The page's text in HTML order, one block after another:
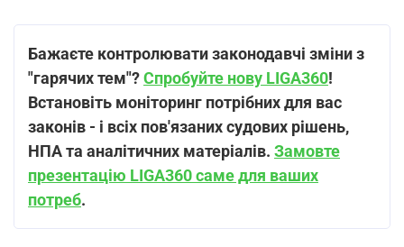
Бажаєте контролювати законодавчі зміни з
"гарячих тем"?Спробуйте нову LIGA360!
Встановіть моніторинг потрібних для вас
законів - і всіх пов'язаних судових рішень,
НПА та аналітичних матеріалів. Замовте
презентацію LIGA360 саме для ваших
потреб.